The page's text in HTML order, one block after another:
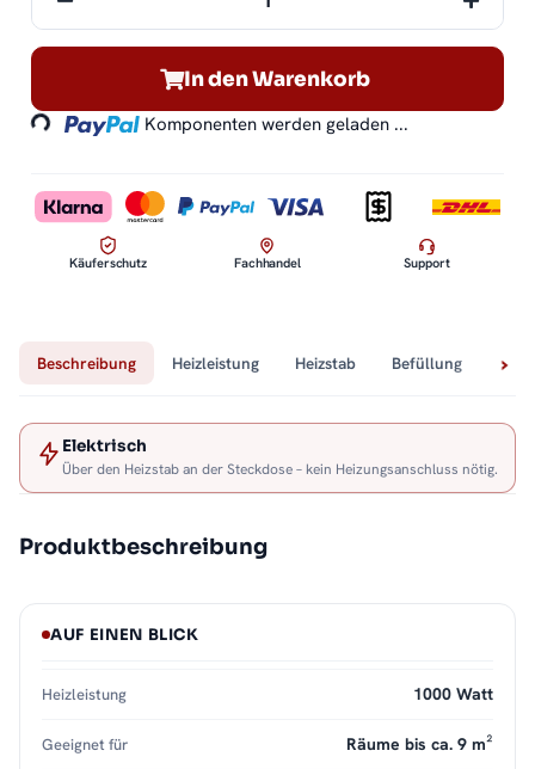
In den Warenkorb
Loading... Komponenten werden geladen ...
Käuferschutz Fachhandel Support
Beschreibung Heizleistung Heizstab Befüllung
Elektrisch
Über den Heizstab an der Steckdose – kein Heizungsanschluss nötig.
Produktbeschreibung
AUF EINEN BLICK
Heizleistung 1000 Watt
Geeignet für Räume bis ca. 9 m²